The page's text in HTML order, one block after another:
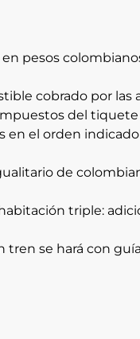
pesos
cobrado por las
del tiquete
el orden
de
triple:
se hará con